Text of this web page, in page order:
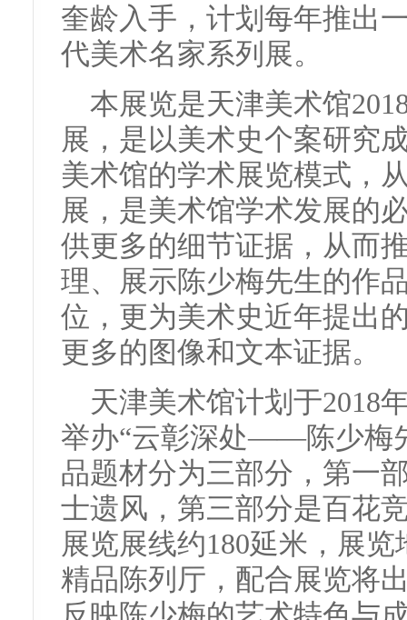
奎龄入手，计划每年推出
代美术名家系列展。
本展览是天津美术馆
展，是以美术史个案研究
美术馆的学术展览模式，
展，是美术馆学术发展的
供更多的细节证据，从而
理、展示陈少梅先生的作
位，更为美术史近年提出
更多的图像和文本证据。
天津美术馆计划于2018
举办“云彰深处——陈少梅
品题材分为三部分，第一
士遗风，第三部分是百花
展览展线约180延米，展
精品陈列厅，配合展览将